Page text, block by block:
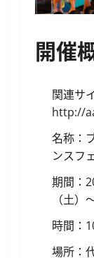
開催
関連サ
http://
名称：
ンスフ
期間：
（土）
時間：
場所：